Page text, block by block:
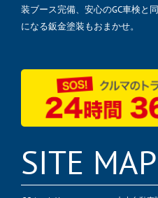
装ブース完備、安心のGC車検と
になる鈑金塗装もおまかせ。
SITE MAP